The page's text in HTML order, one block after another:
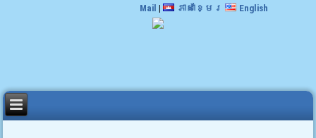
Mail | ភាសាខ្មែរ English